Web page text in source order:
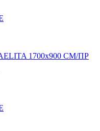
1700х900 СМ/ПР